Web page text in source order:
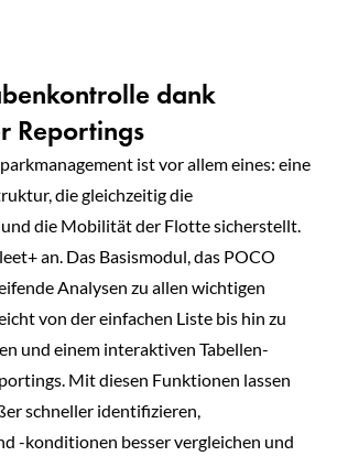
dank
Reportings
ist vor allem eines: eine
die gleichzeitig die
die Mobilität der Flotte sicherstellt.
an. Das Basismodul, das POCO
Analysen zu allen wichtigen
von der einfachen Liste bis hin zu
und einem interaktiven Tabellen-
Mit diesen Funktionen lassen
schneller identifizieren,
-konditionen besser vergleichen und